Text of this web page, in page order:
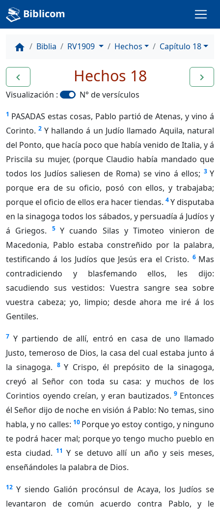
Biblicom
home Biblia RV1909 Hechos Capítulo 18
navigate_before navigate_next
Hechos 18
Visualización : N° de versículos
1 PASADAS estas cosas, Pablo partió de Atenas, y vino á
Corinto. 2 Y hallando á un Judío llamado Aquila, natural
del Ponto, que hacía poco que había venido de Italia, y á
Priscila su mujer, (porque Claudio había mandado que
todos los Judíos saliesen de Roma) se vino á ellos; 3 Y
porque era de su oficio, posó con ellos, y trabajaba;
porque el oficio de ellos era hacer tiendas. 4Y disputaba
en la sinagoga todos los sábados, y persuadía á Judíos y
á Griegos.
5 Y cuando Silas y Timoteo vinieron de
Macedonia, Pablo estaba constreñido por la palabra,
testificando á los Judíos que Jesús era el Cristo. 6 Mas
contradiciendo y blasfemando ellos, les dijo:
sacudiendo sus vestidos: Vuestra sangre sea sobre
vuestra cabeza; yo, limpio; desde ahora me iré á los
Gentiles.
7 Y partiendo de allí, entró en casa de uno llamado
Justo, temeroso de Dios, la casa del cual estaba junto á
la sinagoga. 8 Y Crispo, él prepósito de la sinagoga,
creyó al Señor con toda su casa: y muchos de los
Corintios oyendo creían, y eran bautizados. 9 Entonces
él Señor dijo de noche en visión á Pablo: No temas, sino
habla, y no calles: 10 Porque yo estoy contigo, y ninguno
te podrá hacer mal; porque yo tengo mucho pueblo en
esta ciudad. 11 Y se detuvo allí un año y seis meses,
enseñándoles la palabra de Dios.
12 Y siendo Galión procónsul de Acaya, los Judíos se
levantaron de común acuerdo contra Pablo, y le